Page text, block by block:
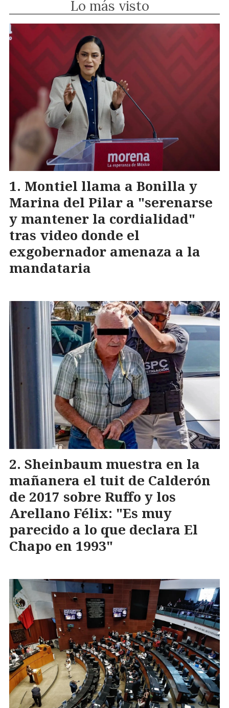
Lo más visto
Montiel llama a Bonilla y
Marina del Pilar a "serenarse
y mantener la cordialidad"
tras video donde el
exgobernador amenaza a la
mandataria
Sheinbaum muestra en la
mañanera el tuit de Calderón
de 2017 sobre Ruffo y los
Arellano Félix: "Es muy
parecido a lo que declara El
Chapo en 1993"